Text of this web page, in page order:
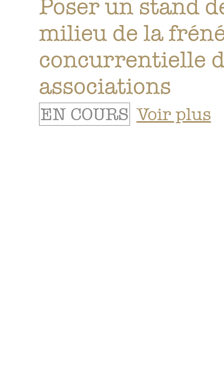
Poser un stand
milieu de la
concurrentielle
associations
EN COURS Voir plus